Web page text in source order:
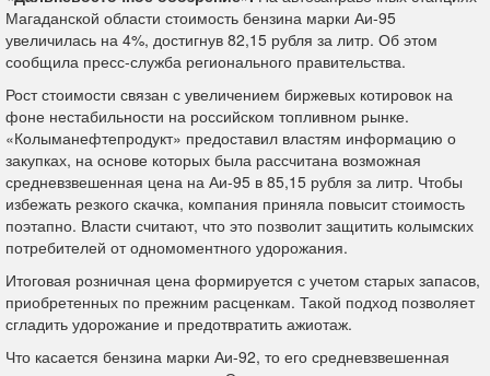
Магаданской области стоимость бензина марки Аи-95
увеличилась на 4%, достигнув 82,15 рубля за литр. Об этом
сообщила пресс-служба регионального правительства.
Рост стоимости связан с увеличением биржевых котировок на
фоне нестабильности на российском топливном рынке.
«Колыманефтепродукт» предоставил властям информацию о
закупках, на основе которых была рассчитана возможная
средневзвешенная цена на Аи-95 в 85,15 рубля за литр. Чтобы
избежать резкого скачка, компания приняла повысит стоимость
поэтапно. Власти считают, что это позволит защитить колымских
потребителей от одномоментного удорожания.
Итоговая розничная цена формируется с учетом старых запасов,
приобретенных по прежним расценкам. Такой подход позволяет
сгладить удорожание и предотвратить ажиотаж.
Что касается бензина марки Аи-92, то его средневзвешенная